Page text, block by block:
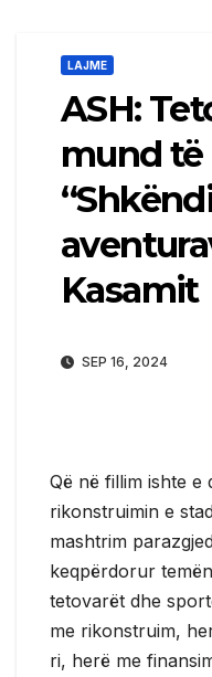
LAJME
ASH:
mund
Kasamit
SEP 16, 2024
Që në fillim ishte e
rikonstruimin e
mashtrim
keqpërdorur
tetovarët dhe
me rikonstruim,
ri, herë me